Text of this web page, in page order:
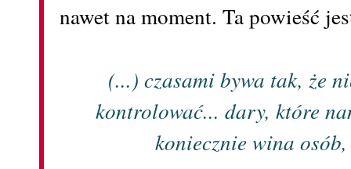
nawet na moment. Ta powieść
(...) czasami bywa tak, że
kontrolować... dary, które
koniecznie wina